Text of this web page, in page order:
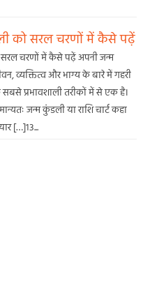
को सरल चरणों में कैसे पढ़ें
चरणों में कैसे पढ़ें अपनी जन्म
व्यक्तित्व और भाग्य के बारे में गहरी
सबसे प्रभावशाली तरीकों में से एक है।
जन्म कुंडली या राशि चार्ट कहा
[…]13...